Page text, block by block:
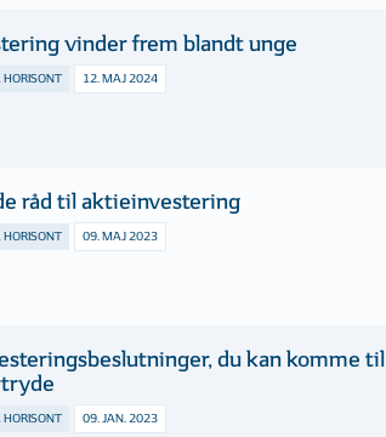
vinder frem blandt unge
HORISONT 12. MAJ 2024
råd til aktieinvestering
HORISONT 09. MAJ 2023
du kan komme til
HORISONT 09. JAN. 2023